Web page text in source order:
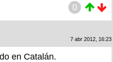
0
7 abr 2012, 16:23
en Catalán.